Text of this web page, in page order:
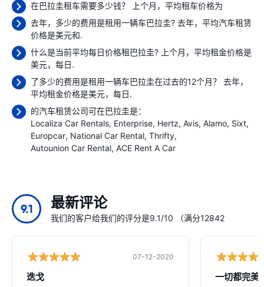
在巴拉圭租车需要多少钱？ 上个月，平均租车价格为
去年，多少的费用是租用一辆车巴拉圭? 去年，平均汽车租赁
价格是美元和.
什么是当前平均每日价格租巴拉圭? 上个月，平均租金价格是
美元，每日.
了多少的费用是租用一辆车巴拉圭在过去的12个月？ 去年，
平均租金价格是美元，每日.
的汽车租赁公司可在巴拉圭是：
Localiza Car Rentals Enterprise Hertz Avis Alamo Sixt
Europcar National Car Rental Thrifty
Autounion Car Rental ACE Rent A Car
9.1 最新评论
我们的客户给我们的评分是9.1/10 （满分12842
07-12-2020
迭戈 一切都完美